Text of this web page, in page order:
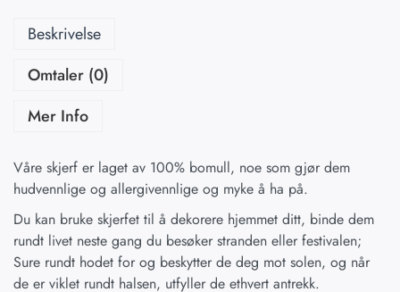
Beskrivelse
Omtaler (0)
Mer Info
Våre skjerf er laget av 100% bomull, noe som gjør dem
hudvennlige og allergivennlige og myke å ha på.
Du kan bruke skjerfet til å dekorere hjemmet ditt, binde dem
rundt livet neste gang du besøker stranden eller festivalen;
Sure rundt hodet for og beskytter de deg mot solen, og når
de er viklet rundt halsen, utfyller de ethvert antrekk.